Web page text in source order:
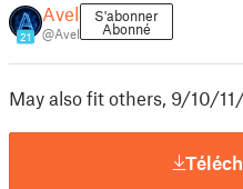
21
Avel
@Avel
S'abonner
Abonné
May also fit others, 9/10/